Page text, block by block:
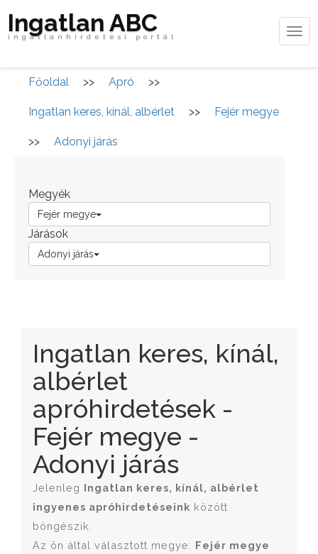
Ingatlan ABC
ingatlanhirdetési portál
Főoldal >> Apró >>
Ingatlan keres, kínál, albérlet >> Fejér megye
>> Adonyi járás
Megyék
Fejér megye
Járások
Adonyi járás
Ingatlan keres, kínál,
albérlet
apróhirdetések -
Fejér megye -
Adonyi járás
Jelenleg Ingatlan keres, kínál, albérlet
ingyenes apróhirdetéseink között
böngészik.
Az ön által választott megye: Fejér megye